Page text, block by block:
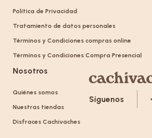
Política de Privacidad
Tratamiento de datos personales
Términos y Condiciones compras online
Términos y Condiciones Compra Presencial
Nosotros
Quiénes somos
Nuestras tiendas
Disfraces Cachivaches
Síguenos